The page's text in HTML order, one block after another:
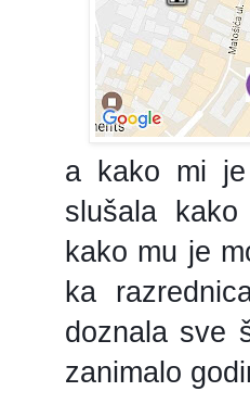
a kako mi
slušala
kako mu je
ka
doznala sve
zanimalo